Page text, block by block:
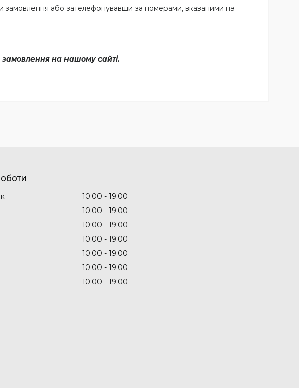
замовлення або зателефонувавши за номерами, вказаними на
на нашому сайті.
10:00
19:00
10:00
19:00
10:00
19:00
10:00
19:00
10:00
19:00
10:00
19:00
10:00 19:00